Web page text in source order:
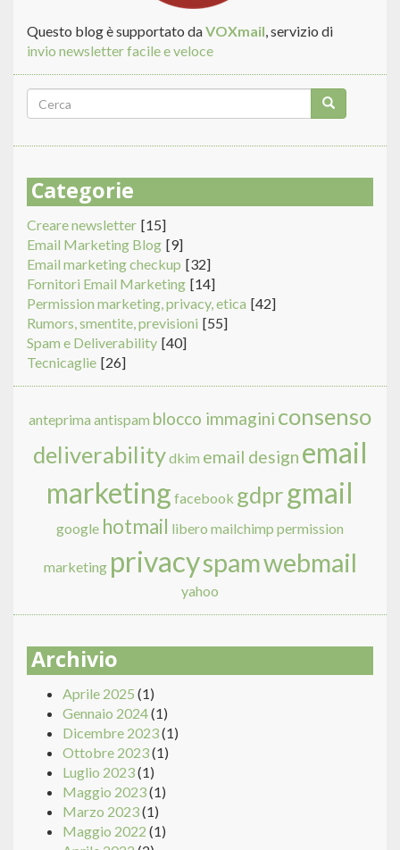
Questo blog è supportato daVOXmail, servizio di
invio newsletter facile e veloce
Form
di
ricerca
Categorie
Creare newsletter [15]
Email Marketing Blog [9]
Email marketing checkup [32]
Fornitori Email Marketing [14]
Permission marketing, privacy, etica [42]
Rumors, smentite, previsioni [55]
Spam e Deliverability [40]
Tecnicaglie [26]
anteprima antispam blocco immagini consenso
deliverabilitydkim email design email
marketing facebook gdpr gmail
google hotmail libero mailchimp permission
marketing privacyspamwebmail
yahoo
Archivio
Aprile 2025 (1)
Gennaio 2024(1)
Dicembre 2023(1)
Ottobre 2023(1)
Luglio 2023(1)
Maggio 2023(1)
Marzo 2023(1)
Maggio 2022 (1)